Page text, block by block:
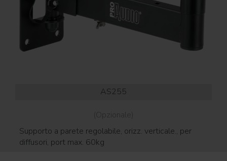
AS255
(Opzionale)
Supporto a parete regolabile, orizz. verticale., per
diffusori, port max. 60kg